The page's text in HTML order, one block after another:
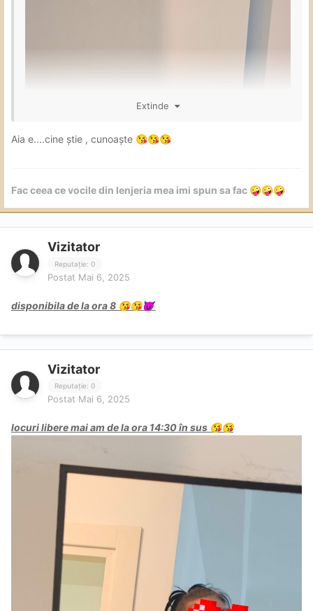
promit sa fac bucile' si bulanele mari înapoi
Extinde
Aia e....cine știe , cunoaște 😘😘😘
Fac ceea ce vocile din lenjeria mea imi spun sa fac 🤪🤪🤪
Vizitator
Reputație: 0
Postat Mai 6, 2025
disponibila de la ora 8 😘😘😈
Vizitator
Reputație: 0
Postat Mai 6, 2025
locuri libere mai am de la ora 14:30 în sus 😘😘